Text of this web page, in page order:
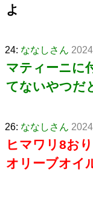
よ
24: ななしさん
マティーニに
てないやつだ
26: ななしさん
ヒマワリ8お
オリーブオイ